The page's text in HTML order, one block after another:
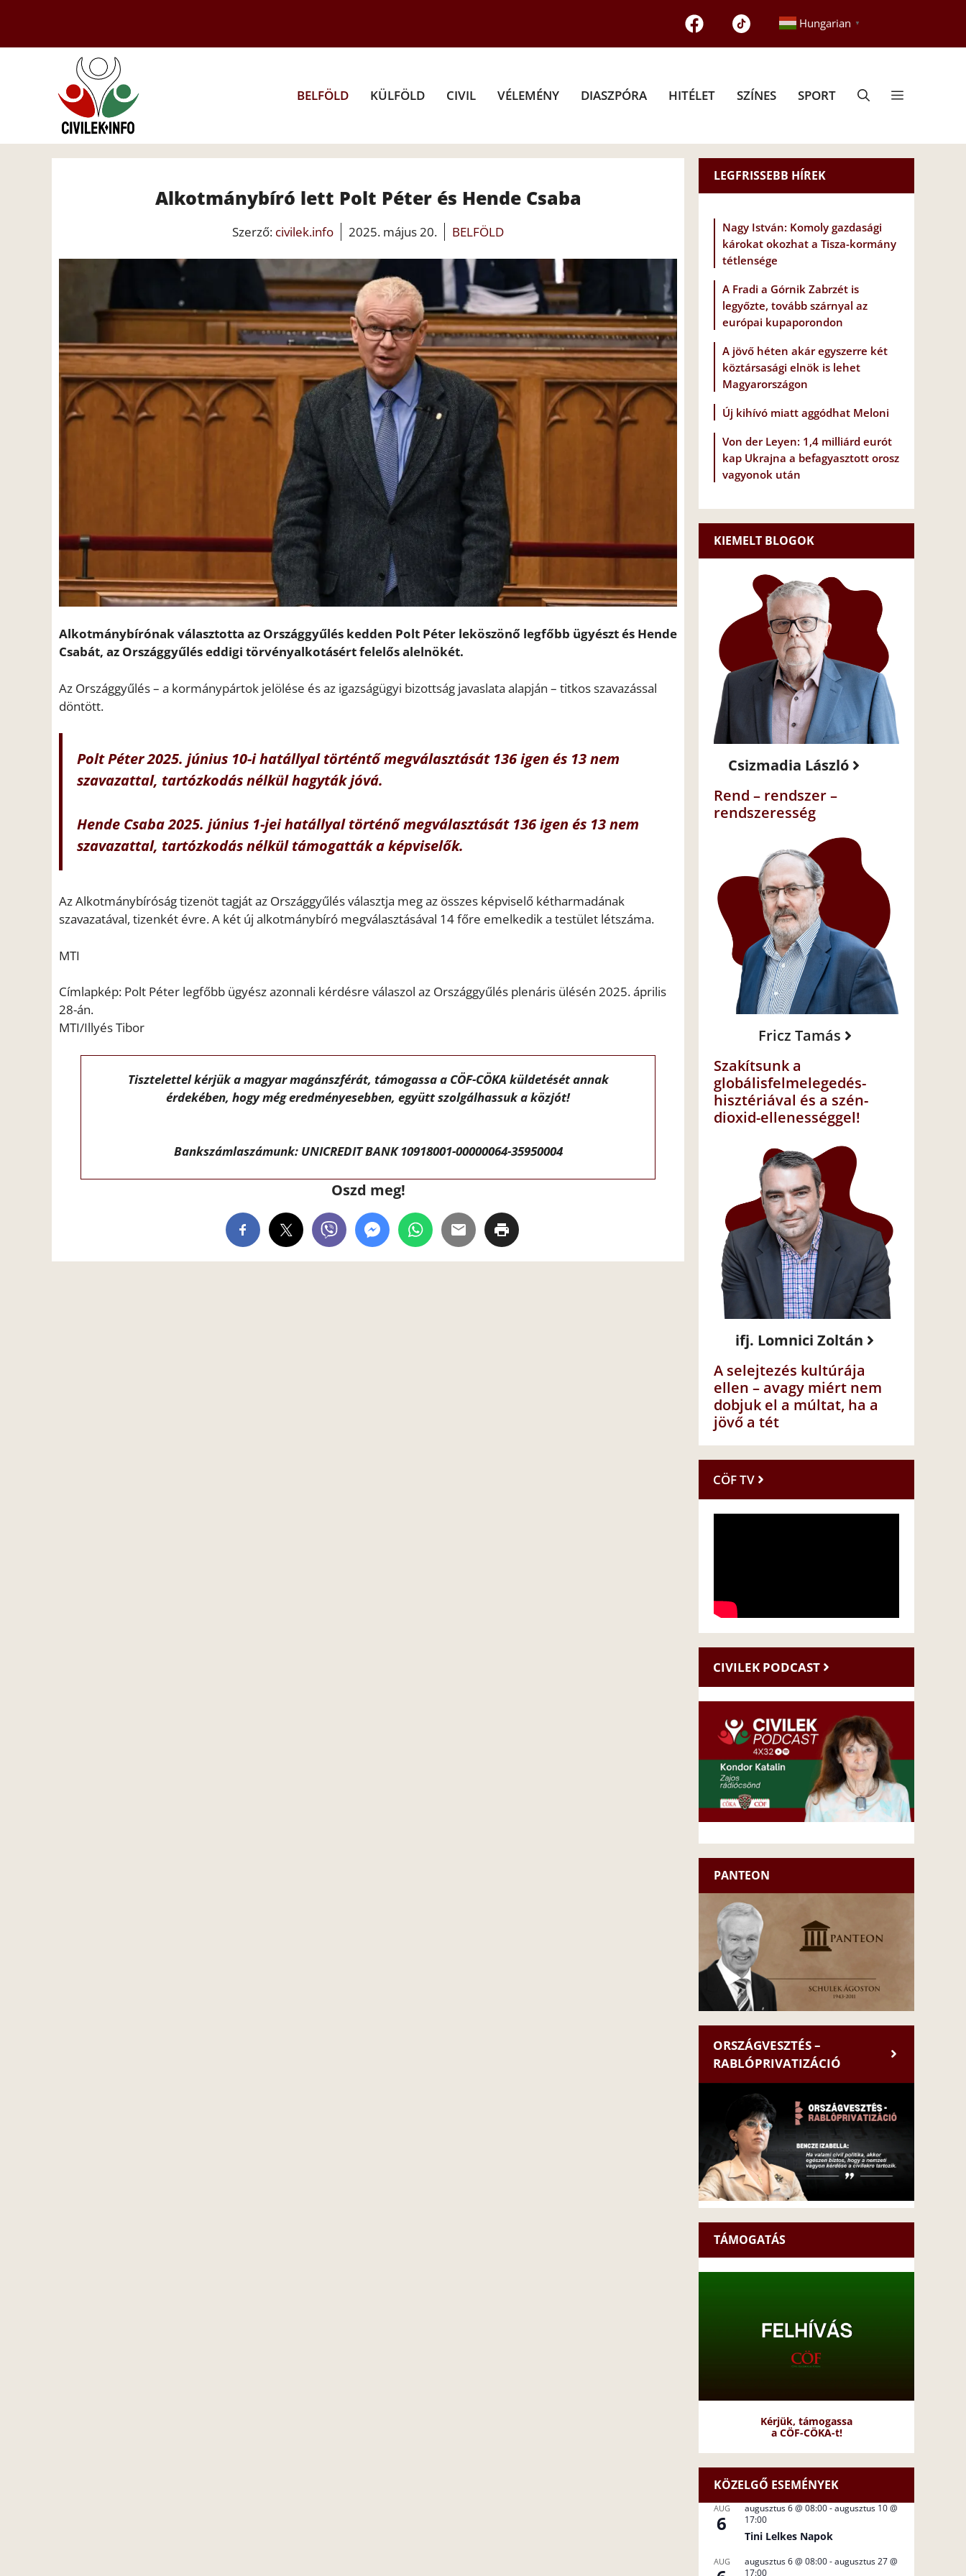
tartalomba
Hungarian ▼
BELFÖLD KÜLFÖLD CIVIL VÉLEMÉNY DIASZPÓRA HITÉLET SZÍNES SPORT
Alkotmánybíró lett Polt Péter és Hende Csaba
Szerző: civilek.info 2025. május 20. BELFÖLD
Alkotmánybírónak választotta az Országgyűlés kedden Polt Péter leköszönő legfőbb ügyészt és Hende
Csabát, az Országgyűlés eddigi törvényalkotásért felelős alelnökét.
Az Országgyűlés – a kormánypártok jelölése és az igazságügyi bizottság javaslata alapján – titkos szavazással
döntött.
Polt Péter 2025. június 10-i hatállyal történtő megválasztását 136 igen és 13 nem
szavazattal, tartózkodás nélkül hagyták jóvá.
Hende Csaba 2025. június 1-jei hatállyal történő megválasztását 136 igen és 13 nem
szavazattal, tartózkodás nélkül támogatták a képviselők.
Az Alkotmánybíróság tizenöt tagját az Országgyűlés választja meg az összes képviselő kétharmadának
szavazatával, tizenkét évre. A két új alkotmánybíró megválasztásával 14 főre emelkedik a testület létszáma.
MTI
Címlapkép: Polt Péter legfőbb ügyész azonnali kérdésre válaszol az Országgyűlés plenáris ülésén 2025. április
28-án.
MTI/Illyés Tibor
Tisztelettel kérjük a magyar magánszférát, támogassa a CÖF-CÖKA küldetését annak
érdekében, hogy még eredményesebben, együtt szolgálhassuk a közjót!
Bankszámlaszámunk: UNICREDIT BANK 10918001-00000064-35950004
Oszd meg!
LEGFRISSEBB HÍREK
Nagy István: Komoly gazdasági
károkat okozhat a Tisza-kormány
tétlensége
A Fradi a Górnik Zabrzét is
legyőzte, tovább szárnyal az
európai kupaporondon
A jövő héten akár egyszerre két
köztársasági elnök is lehet
Magyarországon
Új kihívó miatt aggódhat Meloni
Von der Leyen: 1,4 milliárd eurót
kap Ukrajna a befagyasztott orosz
vagyonok után
KIEMELT BLOGOK
Csizmadia László
Rend – rendszer –
rendszeresség
Fricz Tamás
Szakítsunk a
globálisfelmelegedés-
hisztériával és a szén-
dioxid-ellenességgel!
ifj. Lomnici Zoltán
A selejtezés kultúrája
ellen – avagy miért nem
dobjuk el a múltat, ha a
jövő a tét
CÖF TV
CIVILEK PODCAST
PANTEON
ORSZÁGVESZTÉS –
RABLÓPRIVATIZÁCIÓ
TÁMOGATÁS
Kérjük, támogassa
a CÖF-CÖKA-t!
KÖZELGŐ ESEMÉNYEK
AUG
6
augusztus 6 @ 08:00-augusztus 10 @
17:00
Tini Lelkes Napok
AUG augusztus 6 @ 08:00-augusztus 27 @
17:00